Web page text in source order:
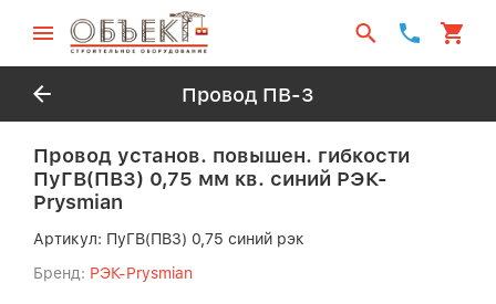
Провод ПВ-3
Провод установ. повышен. гибкости
ПуГВ(ПВ3) 0,75 мм кв. синий РЭК-
Prysmian
Артикул: ПуГВ(ПВ3) 0,75 синий рэк
Бренд: РЭК-Prysmian